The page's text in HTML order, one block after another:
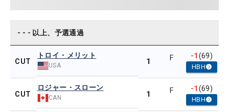
- - - 以上、予選通過
CUT
トロイ・メリット
USA 1 F -1(69)
HBH
CUT
ロジャー・スローン
CAN 1 F -1(69)
HBH